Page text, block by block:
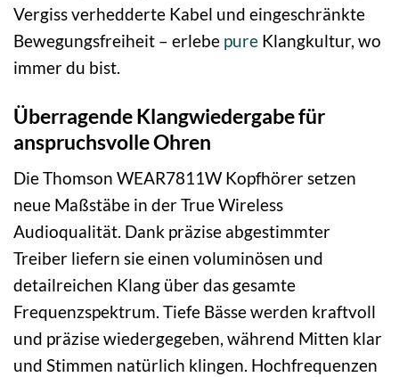
Vergiss verhedderte Kabel und eingeschränkte
Bewegungsfreiheit – erlebe pure Klangkultur, wo
immer du bist.
Überragende Klangwiedergabe für
anspruchsvolle Ohren
Die Thomson WEAR7811W Kopfhörer setzen
neue Maßstäbe in der True Wireless
Audioqualität. Dank präzise abgestimmter
Treiber liefern sie einen voluminösen und
detailreichen Klang über das gesamte
Frequenzspektrum. Tiefe Bässe werden kraftvoll
und präzise wiedergegeben, während Mitten klar
und Stimmen natürlich klingen. Hochfrequenzen